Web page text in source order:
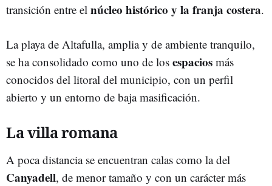
transición entre el núcleo histórico y la franja costera.
La playa de Altafulla, amplia y de ambiente tranquilo,
se ha consolidado como uno de los espacios más
conocidos del litoral del municipio, con un perfil
abierto y un entorno de baja masificación.
La villa romana
A poca distancia se encuentran calas como la del
Canyadell, de menor tamaño y con un carácter más